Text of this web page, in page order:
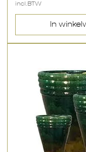
incl.BTW
In